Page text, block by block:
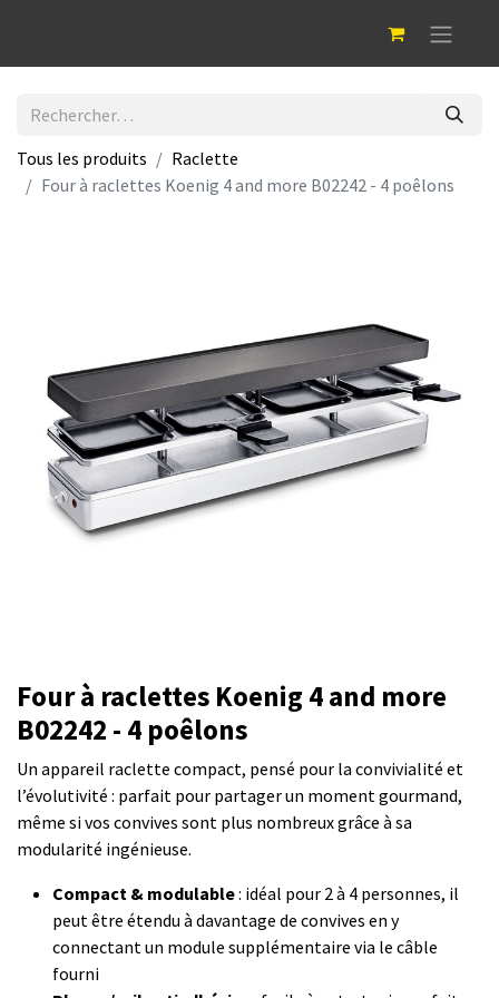
Tous les produits
Raclette
Four à raclettes Koenig 4 and more B02242 - 4 poêlons
Four à raclettes Koenig 4 and more
B02242 - 4 poêlons
Un appareil raclette compact, pensé pour la convivialité et
l’évolutivité : parfait pour partager un moment gourmand,
même si vos convives sont plus nombreux grâce à sa
modularité ingénieuse.
Compact & modulable: idéal pour 2 à 4 personnes, il
peut être étendu à davantage de convives en y
connectant un module supplémentaire via le câble
fourni